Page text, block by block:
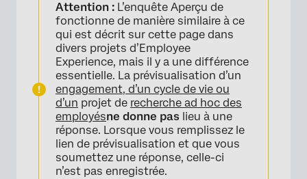
Attention : L’enquête Aperçu de
fonctionne de manière similaire à ce
qui est décrit sur cette page dans
divers projets d’Employee
Experience, mais il y a une différence
essentielle. La prévisualisation d’un
engagement, d’un cycle de vie ou
d’un projet de recherche ad hoc des
employésne donne pas lieu à une
réponse. Lorsque vous remplissez le
lien de prévisualisation et que vous
soumettez une réponse, celle-ci
n’est pas enregistrée.